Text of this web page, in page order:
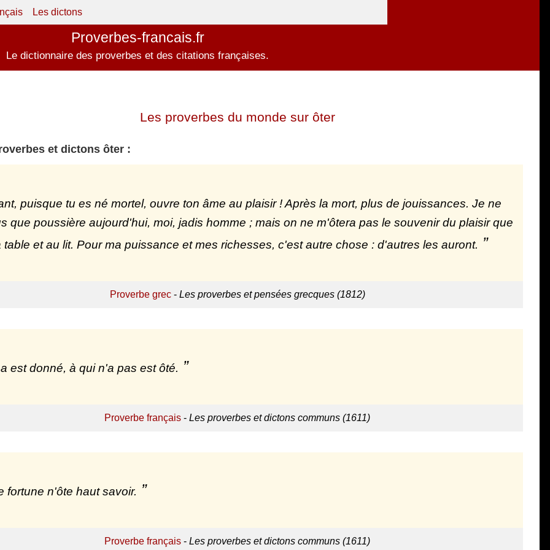
Les dictons
Proverbes-francais.fr
Le dictionnaire des proverbes et des citations françaises.
Les proverbes du monde sur ôter
et dictons ôter :
puisque tu es né mortel, ouvre ton âme au plaisir ! Après la mort, plus de jouissances. Je ne
que poussière aujourd'hui, moi, jadis homme ; mais on ne m'ôtera pas le souvenir du plaisir que
table et au lit. Pour ma puissance et mes richesses, c'est autre chose : d'autres les auront.
Proverbe grec- Les proverbes et pensées grecques (1812)
est donné, à qui n'a pas est ôté.
Proverbe français - Les proverbes et dictons communs (1611)
fortune n'ôte haut savoir.
Proverbe français - Les proverbes et dictons communs (1611)